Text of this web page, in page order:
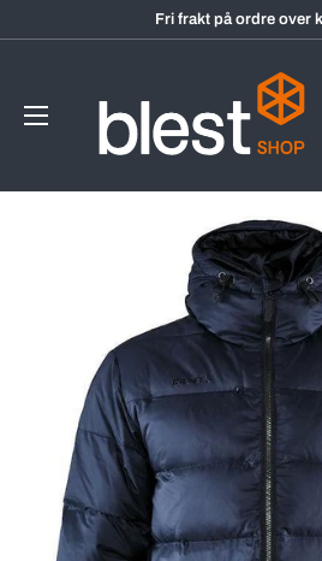
Fri frakt på ordre over